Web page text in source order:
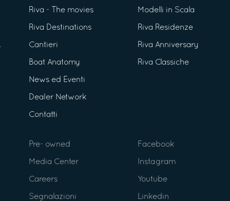
Riva - The movies
Riva Destinations
Cantieri
Boat Anatomy
News ed Eventi
Dealer Network
Contatti
Modelli in Scala
Riva Residenze
Riva Anniversary
Riva Classiche
Pre- owned
Media Center
Careers
Segnalazioni
Facebook
Instagram
Youtube
Linkedin